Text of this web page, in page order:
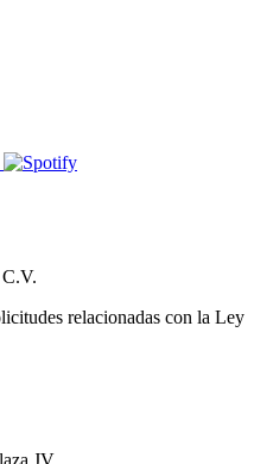
relacionadas con la Ley